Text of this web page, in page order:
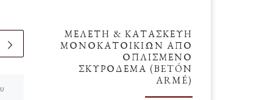
ΜΕΛΕΤΗ & ΚΑΤΑΣΚΕΥΗ
ΜΟΝΟΚΑΤΟΙΚΙΩΝ ΑΠΟ
ΟΠΛΙΣΜΕΝΟ
ΣΚΥΡΟΔΕΜΑ (BETÓN
ARMÉ)